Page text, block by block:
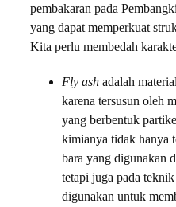
pembakaran pada
yang dapat memperkuat
Kita perlu membedah
Fly ash adalah
karena tersusun oleh
yang berbentuk
kimianya tidak hanya
bara yang digunakan
tetapi juga pada
digunakan untuk